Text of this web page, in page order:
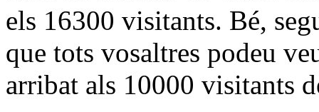
els 16300 visitants. Bé,
que tots vosaltres podeu
arribat als 10000 visitants